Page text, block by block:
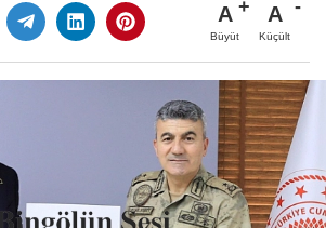
A
Büyüt
A
Küçült